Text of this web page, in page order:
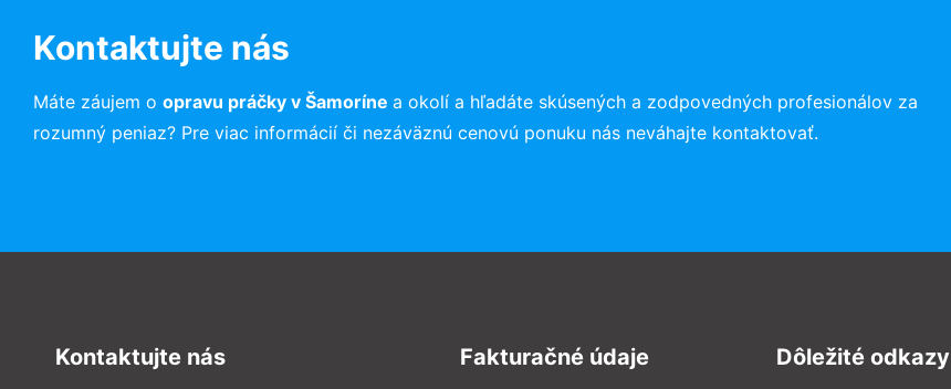
Kontaktujte nás
Máte záujem o opravu práčky v Šamoríne a okolí a hľadáte skúsených a zodpovedných profesionálov za
rozumný peniaz? Pre viac informácií či nezáväznú cenovú ponuku nás neváhajte kontaktovať.
Kontaktujte nás Fakturačné údaje Dôležité odkazy